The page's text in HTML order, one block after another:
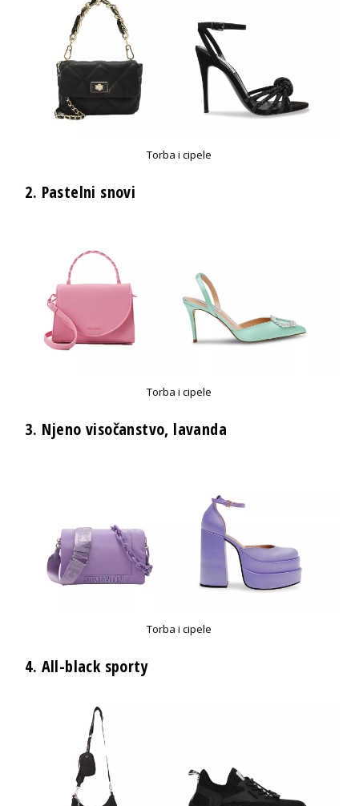
Torba i cipele
2. Pastelni snovi
Torba i cipele
3. Njeno visočanstvo, lavanda
Torba i cipele
4. All-black sporty